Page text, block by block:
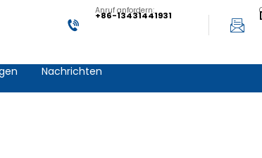
Anruf anfordern:
+86-13431441931
Nachrichten